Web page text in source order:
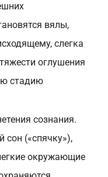
вялы,
слегка
оглушения
стадию
сознания.
сон («спячку»),
окружающие